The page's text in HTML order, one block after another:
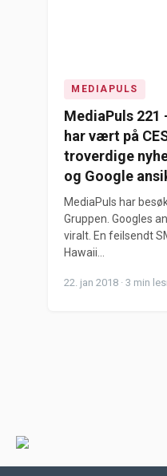
MEDIAPULS
MediaPuls 221
har vært på
troverdige
og Google
MediaPuls har
Gruppen. Googles
viralt. En feilsendt
Hawaii...
22. jan 2018 · 3 min